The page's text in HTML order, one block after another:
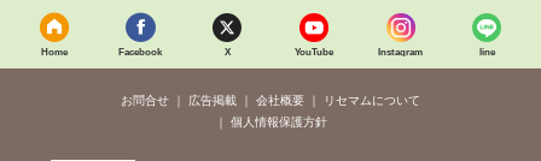
Home Facebook X YouTube Instagram line
お問合せ 広告掲載 会社概要
リセマムについて
個人情報保護方針